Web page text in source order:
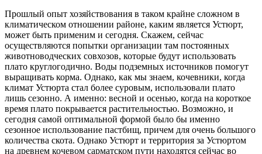
Прошлый опыт хозяйствования в таком крайне сложном в
климатическом отношении районе, каким является Устюрт,
может быть применим и сегодня. Скажем, сейчас
осуществляются попытки организации там постоянных
животноводческих совхозов, которые будут использовать
плато круглогодично. Воды подземных источников помогут
выращивать корма. Однако, как мы знаем, кочевники, когда
климат Устюрта стал более суровым, использовали плато
лишь сезонно. А именно: весной и осенью, когда на короткое
время плато покрывается растительностью. Возможно, и
сегодня самой оптимальной формой было бы именно
сезонное использование пастбищ, причем для очень большого
количества скота. Однако Устюрт и территория за Устюртом
на древнем кочевом сарматском пути находятся сейчас во